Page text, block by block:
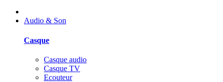
Audio & Son
Casque
Casque audio
Casque TV
Ecouteur